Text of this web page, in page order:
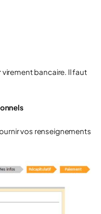
virement bancaire. Il faut
vos renseignements